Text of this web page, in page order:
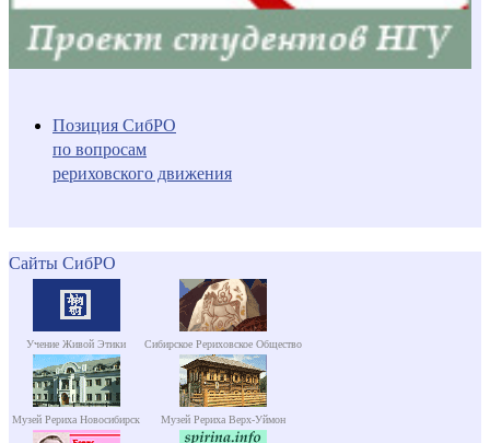
Позиция СибРО
по вопросам
рериховского движения
Сайты СибРО
Учение Живой Этики Сибирское Рериховское Общество
Музей Рериха Новосибирск Музей Рериха Верх-Уймон